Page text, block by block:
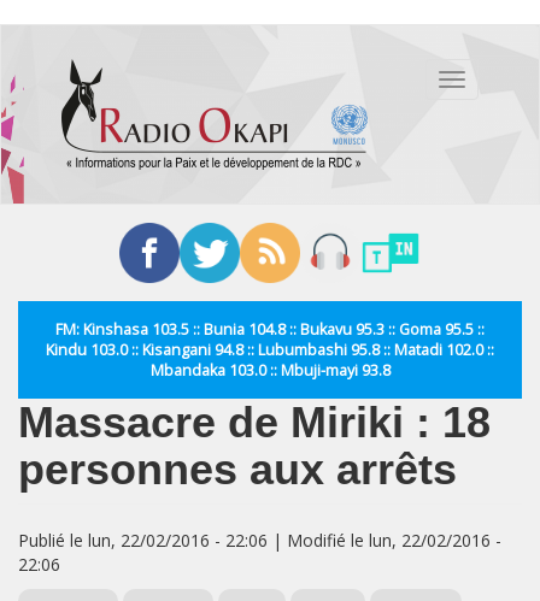
contenu
principal
Toggle
FM: Kinshasa 103.5 :: Bunia 104.8 :: Bukavu 95.3 :: Goma 95.5 ::
Kindu 103.0 :: Kisangani 94.8 :: Lubumbashi 95.8 :: Matadi 102.0 ::
Mbandaka 103.0 :: Mbuji-mayi 93.8
Massacre de Miriki : 18
personnes aux arrêts
Publié le lun, 22/02/2016 - 22:06 | Modifié le lun, 22/02/2016 -
22:06